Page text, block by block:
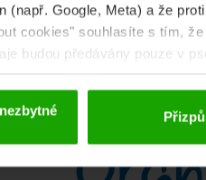
(např. Google, Meta) a že
cookies" souhlasíte s tím,
budou předávány pouze v